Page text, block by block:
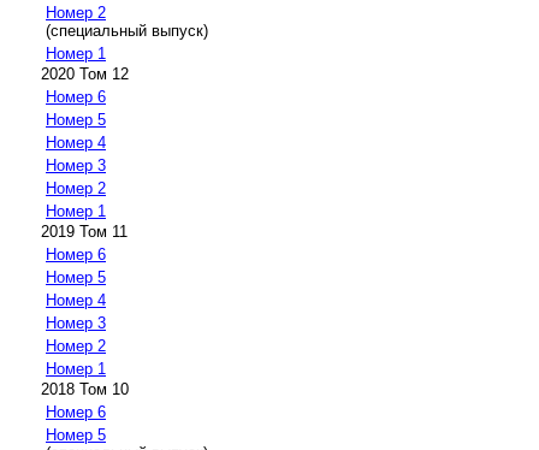
Номер 2
(специальный выпуск)
Номер 1
2020 Том 12
Номер 6
Номер 5
Номер 4
Номер 3
Номер 2
Номер 1
2019 Том 11
Номер 6
Номер 5
Номер 4
Номер 3
Номер 2
Номер 1
2018 Том 10
Номер 6
Номер 5